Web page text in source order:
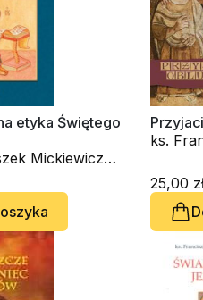
etyka Świętego
Mickiewicz
ks.
25,00